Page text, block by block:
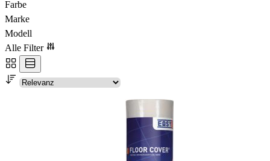
Farbe
Marke
Modell
Alle Filter